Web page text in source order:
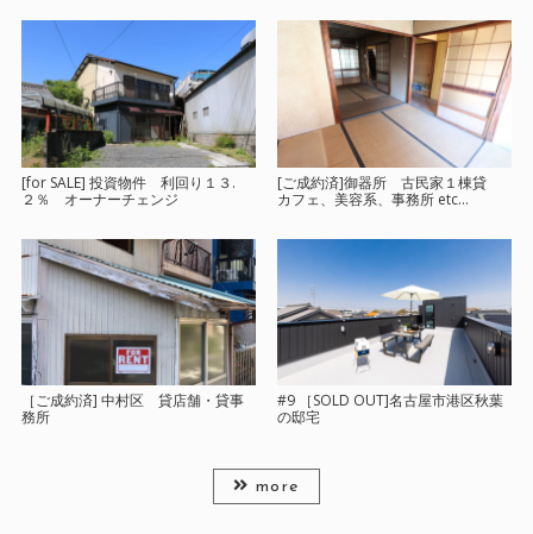
[for SALE] 投資物件 利回り１３.
２％ オーナーチェンジ
[ご成約済]御器所 古民家１棟貸
カフェ、美容系、事務所 etc…
［ご成約済] 中村区 貸店舗・貸事
務所
#9 ［SOLD OUT]名古屋市港区秋葉
の邸宅
more